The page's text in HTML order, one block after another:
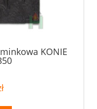
KONIE